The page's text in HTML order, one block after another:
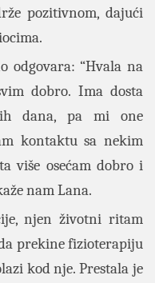
pozitivnom, dajući
odgovara: “Hvala na
dobro. Ima dosta
dana, pa mi one
kontaktu sa nekim
više osećam dobro i
nam Lana.
njen životni ritam
prekine fizioterapiju
kod nje.Prestala je